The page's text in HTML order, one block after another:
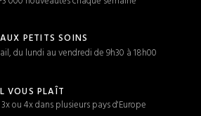
PETITS SOINS
du lundi au vendredi de 9h30 à 18h00
VOUS PLAÎT
ou 4x dans plusieurs pays d'Europe